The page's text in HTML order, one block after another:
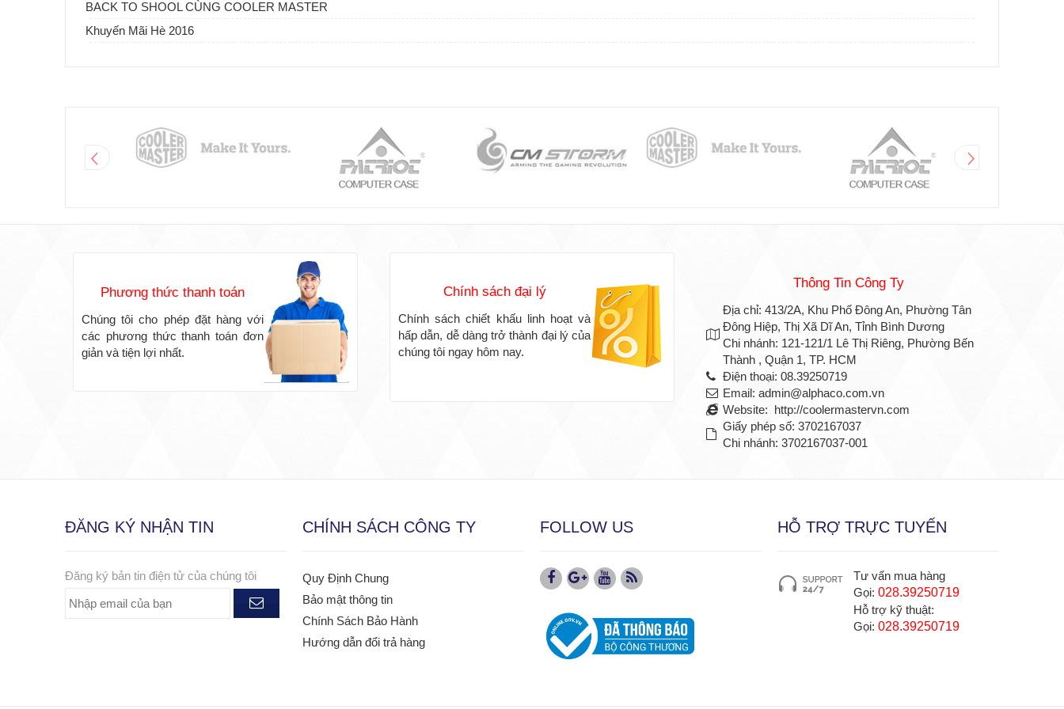
BACK TO SHOOL CÙNG COOLER MASTER
Khuyến Mãi Hè 2016
Phương thức thanh toán
Chúng tôi cho phép đặt hàng với
các phương thức thanh toán đơn
giản và tiện lợi nhất.
Chính sách đại lý
Chính sách chiết khấu linh hoạt và
hấp dẫn, dễ dàng trở thành đại lý của
chúng tôi ngay hôm nay.
Thông Tin Công Ty
Địa chỉ: 413/2A, Khu Phố Đông An, Phường Tân
Đông Hiệp, Thị Xã Dĩ An, Tỉnh Bình Dương
Chi nhánh: 121-121/1 Lê Thị Riêng, Phường Bến
Thành , Quận 1, TP. HCM
Điện thoại: 08.39250719
Email: admin@alphaco.com.vn
Website: http://coolermastervn.com
Giấy phép số: 3702167037
Chi nhánh: 3702167037-001
ĐĂNG KÝ NHẬN TIN
Đăng ký bản tin điện tử của chúng tôi
CHÍNH SÁCH CÔNG TY
Quy Định Chung
Bảo mật thông tin
Chính Sách Bảo Hành
Hướng dẫn đổi trả hàng
FOLLOW US HỖ TRỢ TRỰC TUYẾN
Tư vấn mua hàng
Gọi: 028.39250719
Hỗ trợ kỹ thuật:
Gọi: 028.39250719